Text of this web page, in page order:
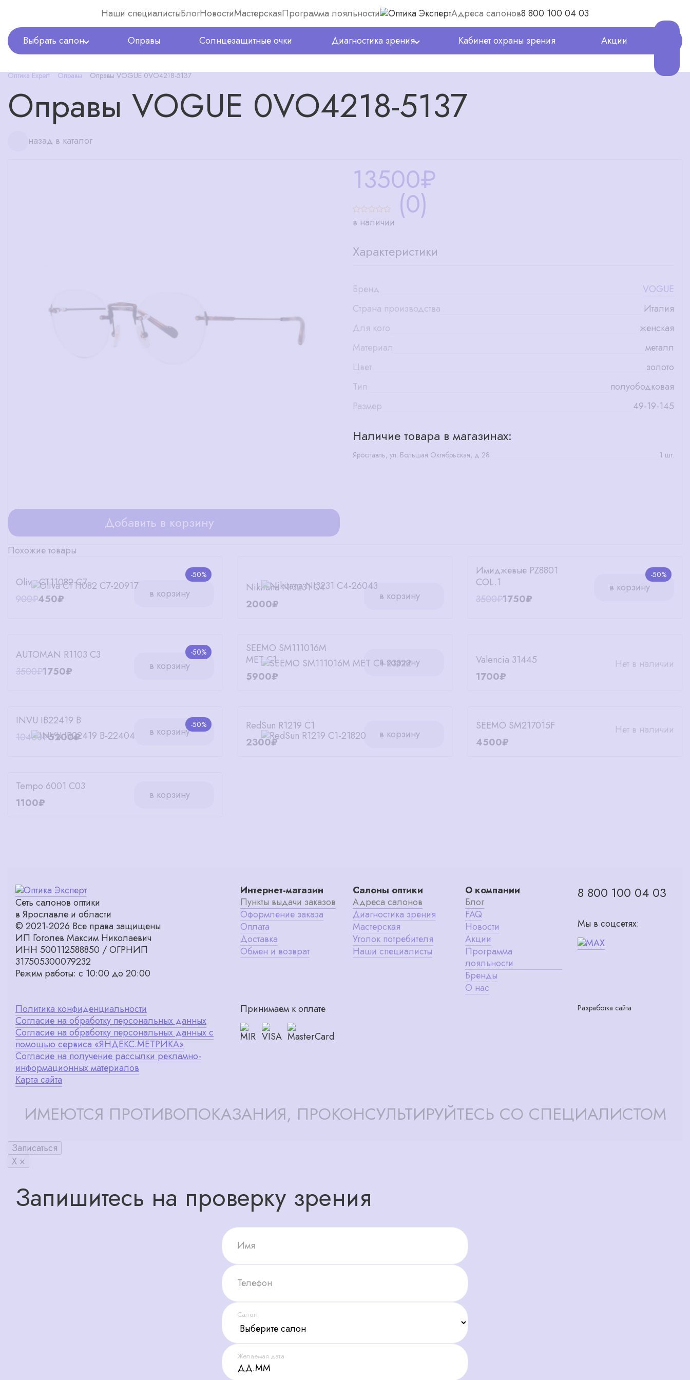
Наши специалистыБлогНовостиМастерскаяПрограмма лояльности Адреса салонов8 800 100 04 03
Выбрать салон Оправы Солнцезащитные очки Диагностика зрения Кабинет охраны зрения Акции
Оптика Expert Оправы Оправы VOGUE 0VO4218-5137
Оправы VOGUE 0VO4218-5137
назад в каталог
13500₽
(0)
в наличии
Характеристики
Бренд
VOGUE
Страна производства
Италия
Для кого
женская
Материал
металл
Цвет
золото
Тип
полуободковая
Размер
49-19-145
Наличие товара в магазинах:
Ярославль, ул. Большая Октябрьская, д 28 1 шт.
Добавить в корзину
Похожие товары
-50%
Oliva CT11082 C7
900₽450₽ в корзину
Nikitana NI3231 C4
2000₽
в корзину
-50%
Имиджевые PZ8801
COL.1
3500₽1750₽
в корзину
-50%
AUTOMAN R1103 C3
3500₽1750₽ в корзину
SEEMO SM111016M
MET C1
5900₽
в корзину
Valencia 31445
1700₽
Нет в наличии
-50%
INVU IB22419 B
10400₽5200₽ в корзину
RedSun R1219 C1
2300₽
в корзину
SEEMO SM217015F
4500₽
Нет в наличии
Tempo 6001 C03
1100₽
в корзину
Сеть салонов оптики
в Ярославле и области
© 2021-2026 Все права защищены
ИП Гоголев Максим Николаевич
ИНН 500112588850 / ОГРНИП
317505300079232
Режим работы: с 10:00 до 20:00
Интернет-магазин
Пункты выдачи заказов
Оформление заказа
Оплата
Доставка
Обмен и возврат
Салоны оптики
Адреса салонов
Диагностика зрения
Мастерская
Уголок потребителя
Наши специалисты
О компании
Блог
FAQ
Новости
Акции
Программа
лояльности
Бренды
О нас
8 800 100 04 03
Мы в соцсетях:
Политика конфиденциальности
Согласие на обработку персональных данных
Согласие на обработку персональных данных с
помощью сервиса «ЯНДЕКС.МЕТРИКА»
Согласие на получение рассылки рекламно-
информационных материалов
Карта сайта
Принимаем к оплате Разработка сайта
ИМЕЮТСЯ ПРОТИВОПОКАЗАНИЯ, ПРОКОНСУЛЬТИРУЙТЕСЬ СО СПЕЦИАЛИСТОМ
Записаться
X ×
Запишитесь на проверку зрения
Имя
Телефон
Салон
Желаемая дата